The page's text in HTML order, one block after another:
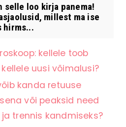
loo kirja panema!
millest ma ise
hirms...
kellele toob
uusi võimalusi?
kanda retuuse
või peaksid need
trennis kandmiseks?